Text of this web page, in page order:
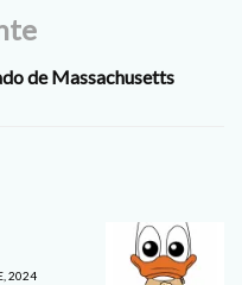
de Massachusetts
2024